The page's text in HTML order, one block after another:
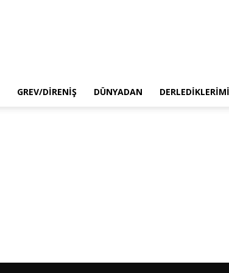
GREV/DIRENIŞ DÜNYADAN